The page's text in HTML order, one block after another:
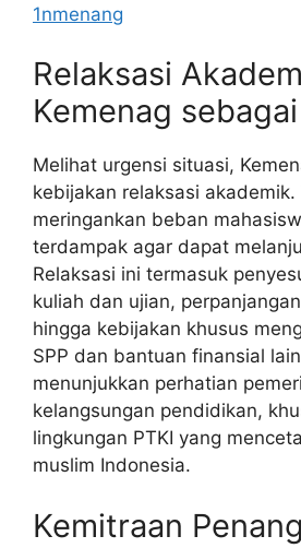
1nmenang
Relaksasi
Kemenag
Melihat urgensi situasi,
kebijakan relaksasi
meringankan beban
terdampak agar dapat
Relaksasi ini termasuk
kuliah dan ujian,
hingga kebijakan khusus
SPP dan bantuan finansial
menunjukkan perhatian
kelangsungan pendidikan,
lingkungan PTKI yang
muslim Indonesia.
Kemitraan